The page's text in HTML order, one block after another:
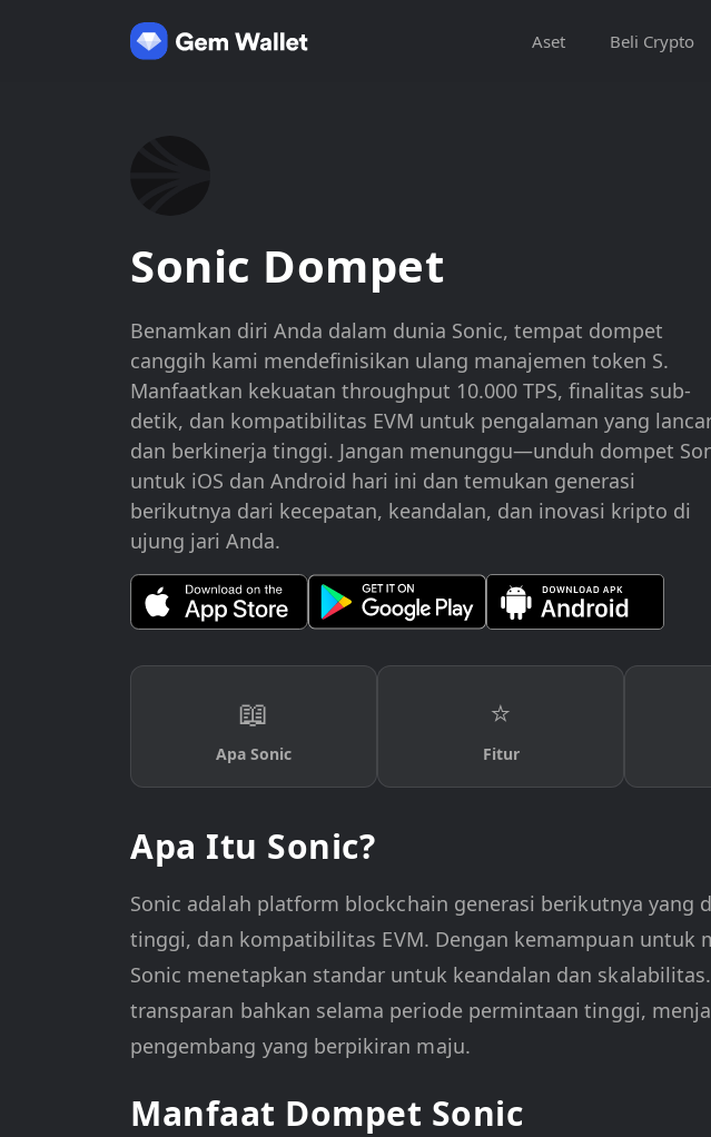
Aset Beli Crypto
Sonic Dompet
Benamkan diri Anda dalam dunia Sonic, tempat dompet
canggih kami mendefinisikan ulang manajemen token S.
Manfaatkan kekuatan throughput 10.000 TPS, finalitas sub-
detik, dan kompatibilitas EVM untuk pengalaman yang
dan berkinerja tinggi. Jangan menunggu—unduh dompet
untuk iOS dan Android hari ini dan temukan generasi
berikutnya dari kecepatan, keandalan, dan inovasi kripto di
ujung jari Anda.
📖
Apa Sonic
⭐
Fitur
Apa Itu Sonic?
Sonic adalah platform blockchain generasi berikutnya
tinggi, dan kompatibilitas EVM. Dengan kemampuan untuk
Sonic menetapkan standar untuk keandalan dan
transparan bahkan selama periode permintaan tinggi,
pengembang yang berpikiran maju.
Manfaat Dompet Sonic